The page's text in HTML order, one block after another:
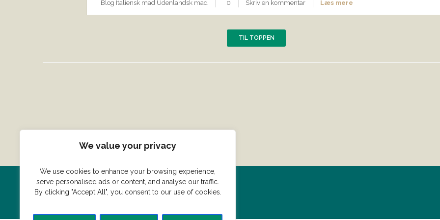
We value your privacy
We use cookies to enhance your browsing experience,
serve personalised ads or content, and analyse our traffic.
By clicking "Accept All", you consent to our use of cookies.
Blog Italiensk mad Udenlandsk mad 0 Skriv en kommentar Læs mere
TIL TOPPEN
Har du en konge ret du vil dele?